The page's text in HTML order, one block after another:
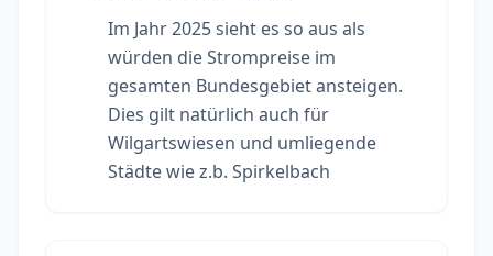
Im Jahr 2025 sieht es so aus als
würden die Strompreise im
gesamten Bundesgebiet ansteigen.
Dies gilt natürlich auch für
Wilgartswiesen und umliegende
Städte wie z.b. Spirkelbach